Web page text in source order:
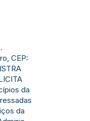
CEP:
da
da